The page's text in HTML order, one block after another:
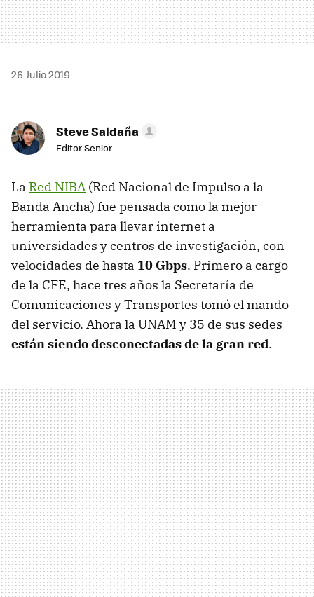
26 Julio 2019
Steve Saldaña
Editor Senior
La Red NIBA (Red Nacional de Impulso a la
Banda Ancha) fue pensada como la mejor
herramienta para llevar internet a
universidades y centros de investigación, con
velocidades de hasta 10 Gbps. Primero a cargo
de la CFE, hace tres años la Secretaría de
Comunicaciones y Transportes tomó el mando
del servicio. Ahora la UNAM y 35 de sus sedes
están siendo desconectadas de la gran red.